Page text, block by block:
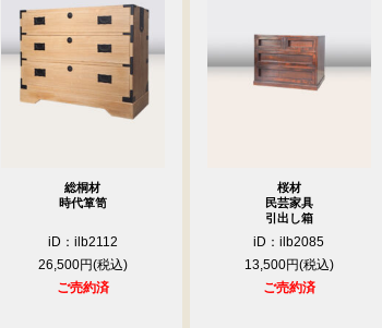
総桐材
時代箪笥
iD：ilb2112
26,500円
ご売約済
桜材
民芸家具
引出し箱
iD：ilb2085
13,500円
ご売約済